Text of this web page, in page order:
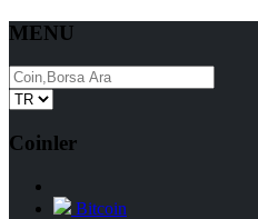
MENU
Coinler
Bitcoin